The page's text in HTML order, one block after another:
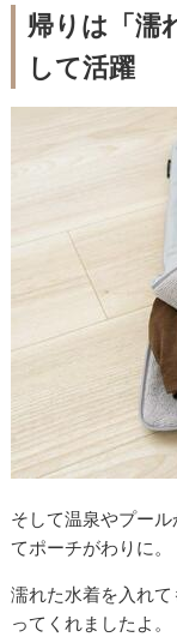
帰りは「濡
して活躍
そして温泉やプー
てポーチがわりに。
濡れた水着を入れ
ってくれましたよ。